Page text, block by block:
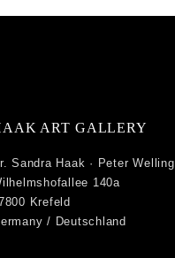
ART GALLERY
Sandra Haak · Peter Welling
140a
Krefeld
/ Deutschland